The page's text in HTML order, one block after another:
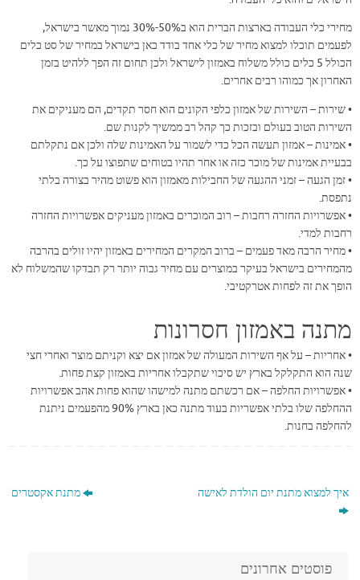
מחירי כלי העבודה בארצות הברית הוא ב50%-30% נמוך מאשר בישראל,
לפעמים תוכלו למצוא מחיר של כלי אחד בודד כאן בישראל במחיר של סט כלים
הכולל 5 כלים כולל משלוח באמזון לישראל ולכן תחום זה הפך ללהיט בזמן
האחרון אך כמוהו רבים אחרים.
• שירות – השירות של אמזון כלפי הקונים הוא חסר תקדים, הם מעניקים את
השירות הטוב בעולם ובזכות כך קהל רב ממשיך לקנות שם.
• אמינות – אמזון תעשה הכל כדי לשמור על האמינות שלה ולכן אם נתקלתם
בבעיית אמינות של מוכר כזה או אחר תהיו בטוחים שתפוצו על כך.
• זמן הגעה – זמני ההגעה של החבילות מאמזון הוא פשוט מהיר בצורה בלתי
נתפסת.
• אפשרויות החזרה רחבות – רוב המוכרים באמזון מעניקים אפשרויות החזרה
רחבות למדי.
• מחיר הרבה מאד פעמים – ברוב המקרים המחירים באמזון יהיו זולים בהרבה
מהמחירים בישראל בעיקר במוצרים עם מחיר גבוה יותר רק תבדקו שהמשלוח לא
הופך את זה לפחות אטרקטיבי.
מתנה באמזון חסרונות
• אחריות – על אף השירות המעולה של אמזון אם יצא וקניתם מוצר ואחרי חצי
שנה הוא התקלקל בארץ יש סיכוי שתקבלו אחריות באמזון קצת פחות.
• אפשרויות החלפה – אם רכשתם מתנה למישהו שהוא פחות אהב אפשרויות
ההחלפה שלו בלתי אפשריות בעוד מתנה כאן בארץ 90% מהפעמים ניתנת
להחלפה בחנות.
מתנת אקסטרים איך למצוא מתנת יום הולדת לאישה
פוסטים אחרונים